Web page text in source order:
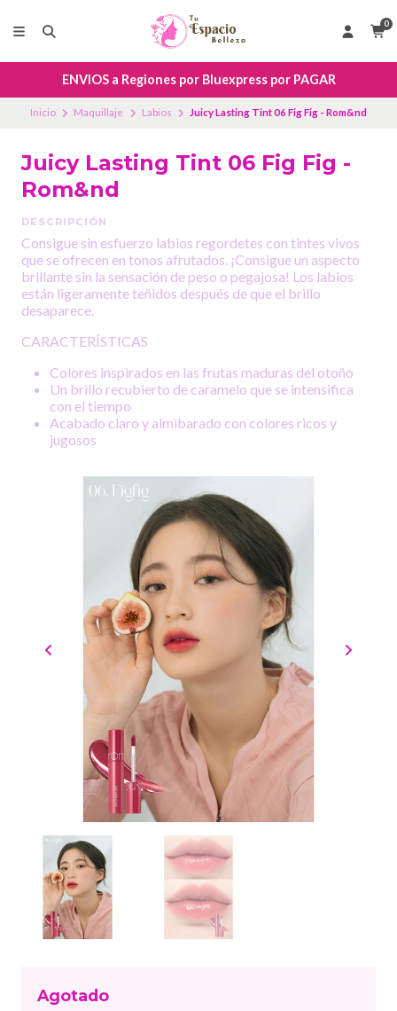
0
ENVIOS a Regiones por Bluexpress por PAGAR
Inicio Maquillaje Labios Juicy Lasting Tint 06 Fig Fig - Rom&nd
Juicy Lasting Tint 06 Fig Fig -
Rom&nd
DESCRIPCIÓN
Consigue sin esfuerzo labios regordetes con tintes vivos
que se ofrecen en tonos afrutados. ¡Consigue un aspecto
brillante sin la sensación de peso o pegajosa! Los labios
están ligeramente teñidos después de que el brillo
desaparece.
CARACTERÍSTICAS
Colores inspirados en las frutas maduras del otoño
Un brillo recubierto de caramelo que se intensifica
con el tiempo
Acabado claro y almibarado con colores ricos y
jugosos
Agotado